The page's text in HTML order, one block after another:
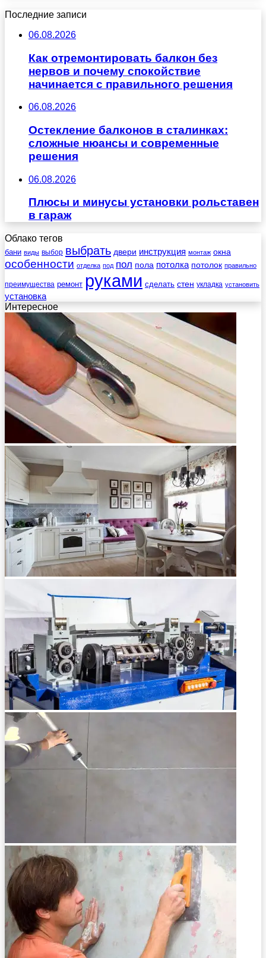
Последние записи
06.08.2026
Как отремонтировать балкон без
нервов и почему спокойствие
начинается с правильного решения
06.08.2026
Остекление балконов в сталинках:
сложные нюансы и современные
решения
06.08.2026
Плюсы и минусы установки рольставен
в гараж
Облако тегов
бани виды выбор выбрать двери инструкция монтаж окна
особенности отделка под пол пола потолка потолок правильно
преимущества ремонт руками сделать стен укладка установить
установка
Интересное